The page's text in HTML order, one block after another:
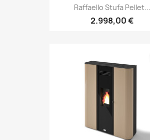
Raffaello Stufa Pellet...
2.998,00 €